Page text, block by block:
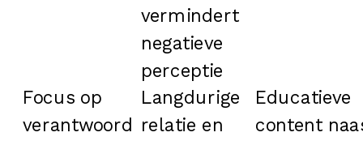
vermindert
negatieve
perceptie
Focus op
verantwoord
Langdurige
relatie en
Educatieve
content